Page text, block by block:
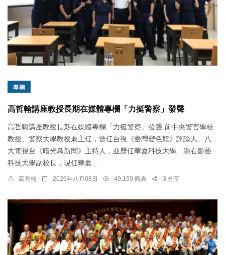
專欄
高哲翰講座教授長期在媒體專欄「力挺警察」發聲
高哲翰講座教授長期在媒體專欄「力挺警察」發聲 前中央警官學校
教授、警察大學教授兼主任，曾任台視《臺灣變色龍》評論人、八
大電視台《暗光鳥新聞》主持人，並歷任華夏科技大學、崇右影藝
科技大學副校長，現任華夏...
高哲翰 2026年八月08日 49,159 觀看 3 分享